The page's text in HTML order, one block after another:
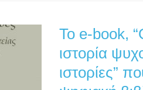
Το e-book,
ιστορία
ιστορίες”